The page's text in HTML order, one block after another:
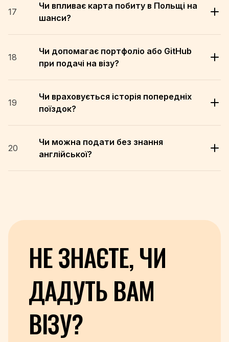
17
Чи впливає карта побиту в Польщі на
шанси?
18
Чи допомагає портфоліо або GitHub
при подачі на візу?
19
Чи враховується історія попередніх
поїздок?
20
Чи можна подати без знання
англійської?
НЕ ЗНАЄТЕ, ЧИ
ДАДУТЬВАМ
ВІЗУ?